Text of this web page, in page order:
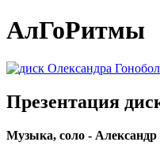
АлГоРитмы
Презентация
Музыка, соло - Александр